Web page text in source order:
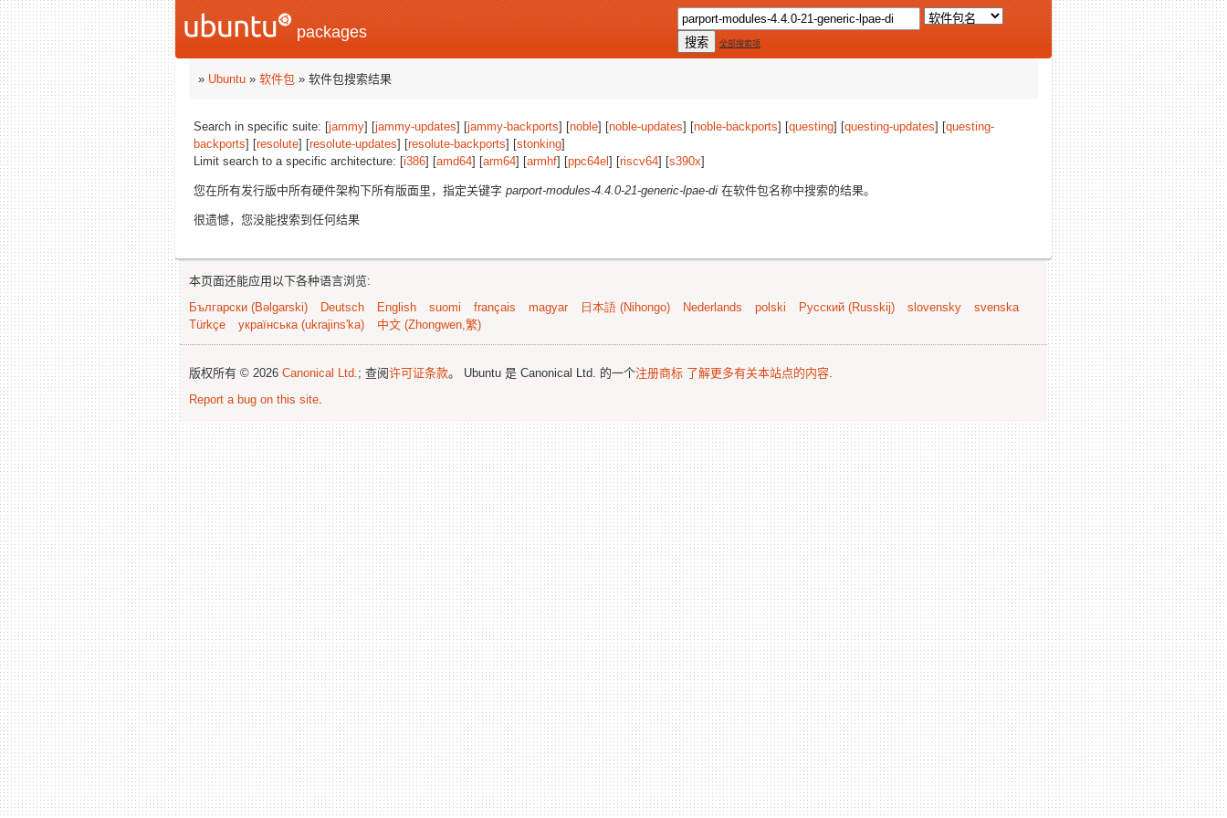
packages
全部搜索项
» Ubuntu » 软件包 » 软件包搜索结果
Search in specific suite: [jammy] [jammy-updates] [jammy-backports] [noble] [noble-updates] [noble-backports] [questing] [questing-updates] [questing-
backports] [resolute] [resolute-updates] [resolute-backports] [stonking]
Limit search to a specific architecture: [i386] [amd64] [arm64] [armhf] [ppc64el ] [riscv64] [s390x]
您在所有发行版中所有硬件架构下所有版面里，指定关键字 parport-modules-4.4.0-21-generic-lpae-di 在软件包名称中搜索的结果。
很遗憾，您没能搜索到任何结果
本页面还能应用以下各种语言浏览:
Български (Bəlgarski)
Deutsch English suomi français magyar 日本語 (Nihongo) Nederlands polski Русский (Russkij) slovensky
svenska
Türkçe
українська (ukrajins'ka) 中文 (Zhongwen,繁)
版权所有 © 2026 Canonical Ltd.; 查阅许可证条款。 Ubuntu 是 Canonical Ltd. 的一个注册商标 了解更多有关本站点的内容.
Report a bug on this site.